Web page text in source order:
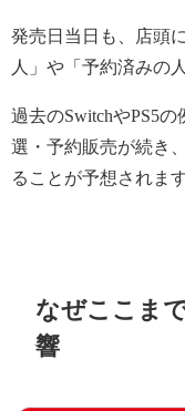
発売日当日も、店頭
人」や「予約済みの
過去のSwitchやPS5
選・予約販売が続き
ることが予想されます
なぜここま
響